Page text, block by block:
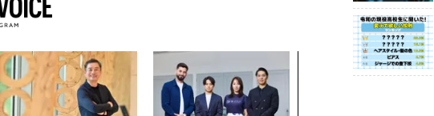
内製化こそ、コンサルテ